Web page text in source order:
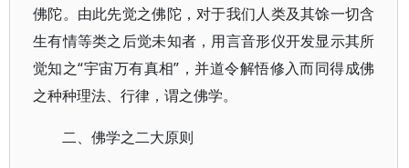
佛陀。由此先觉之佛陀，对于我们人类及其馀一切含
生有情等类之后觉未知者，用言音形仪开发显示其所
觉知之“宇宙万有真相”，并道令解悟修入而同得成佛
之种种理法、行律，谓之佛学。
二、佛学之二大原则